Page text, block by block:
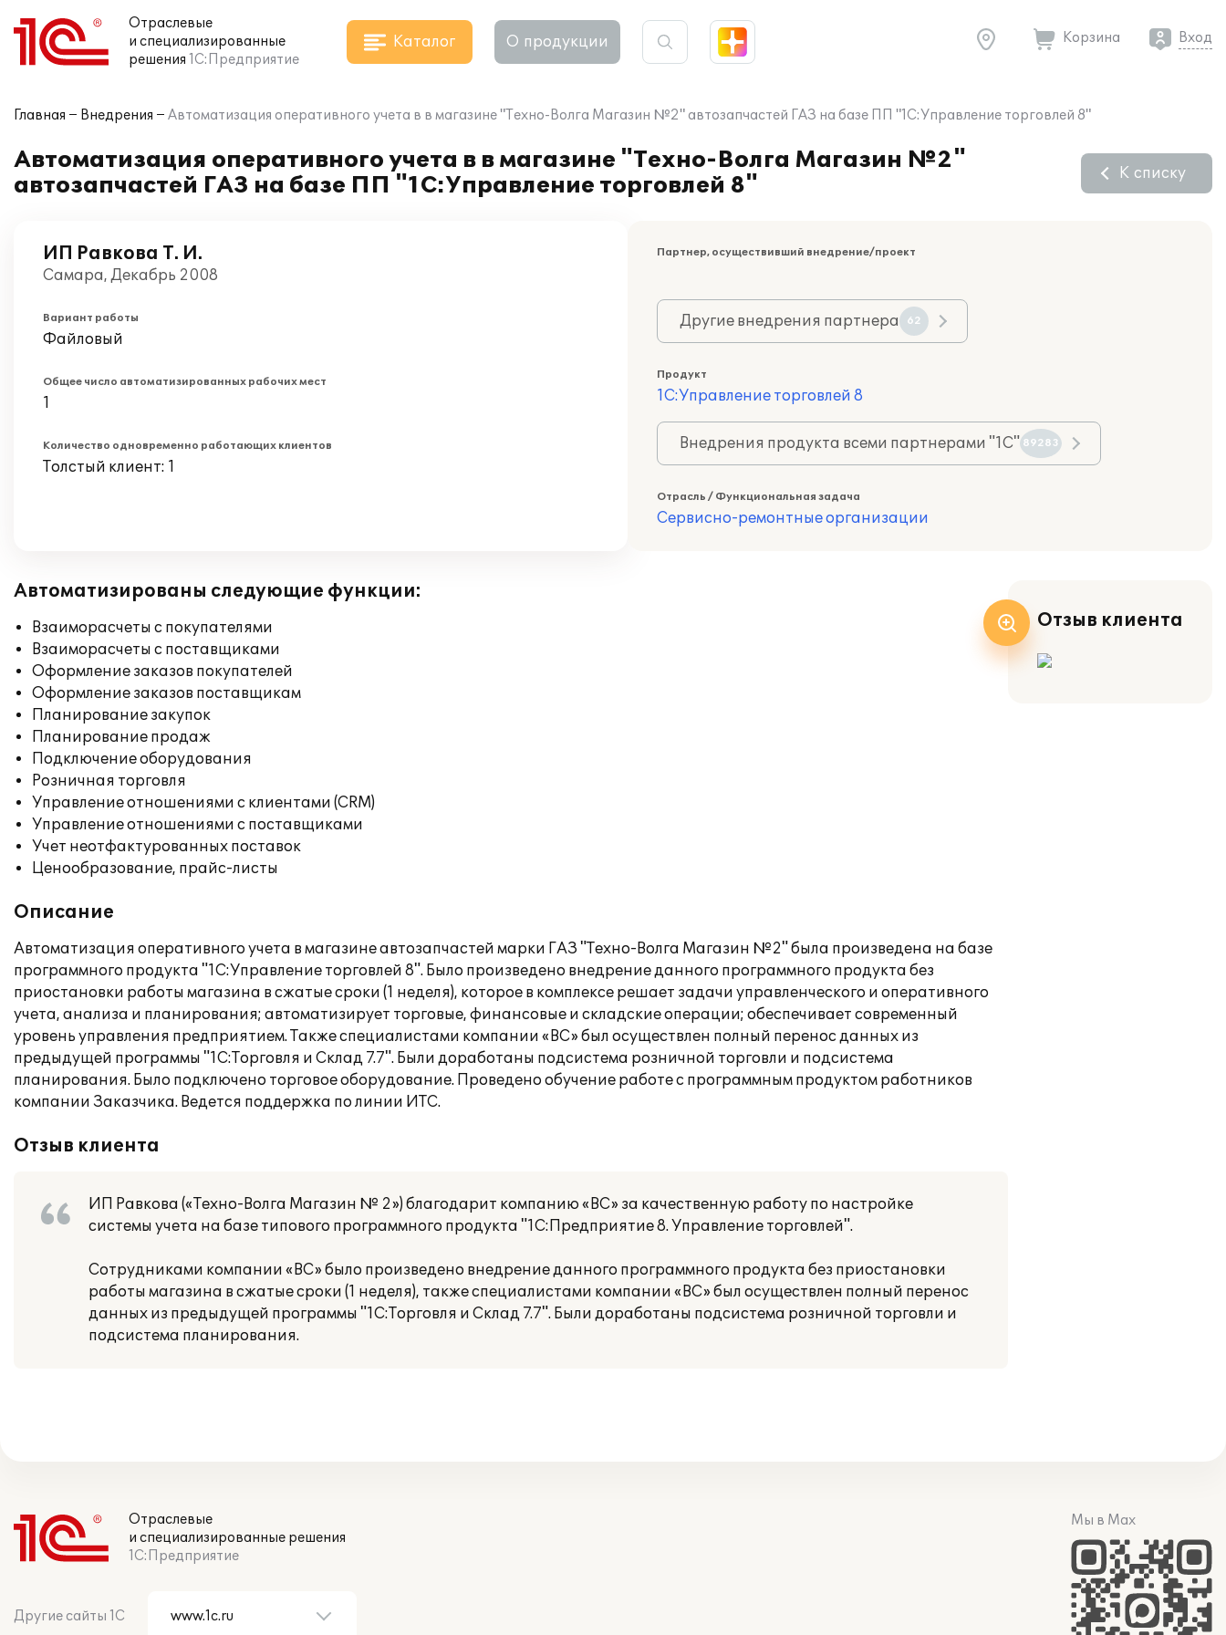
Отраслевые
и специализированные
решения 1С:Предприятие
Каталог О продукции Корзина Вход
Главная Внедрения Автоматизация оперативного учета в в магазине "Техно-Волга Магазин №2" автозапчастей ГАЗ на базе ПП "1С:Управление торговлей 8"
Автоматизация оперативного учета в в магазине "Техно-Волга Магазин №2"
автозапчастей ГАЗ на базе ПП "1С:Управление торговлей 8"
К списку
ИП Равкова Т. И.
Самара, Декабрь 2008
Вариант работы
Файловый
Общее число автоматизированных рабочих мест
1
Количество одновременно работающих клиентов
Толстый клиент: 1
Партнер, осуществивший внедрение/проект
Другие внедрения партнера 62
Продукт
1С:Управление торговлей 8
Внедрения продукта всеми партнерами "1С" 89283
Отрасль / Функциональная задача
Сервисно-ремонтные организации
Автоматизированы следующие функции:
Взаиморасчеты с покупателями
Взаиморасчеты с поставщиками
Оформление заказов покупателей
Оформление заказов поставщикам
Планирование закупок
Планирование продаж
Подключение оборудования
Розничная торговля
Управление отношениями с клиентами (CRM)
Управление отношениями с поставщиками
Учет неотфактурованных поставок
Ценообразование, прайс-листы
Описание
Автоматизация оперативного учета в магазине автозапчастей марки ГАЗ "Техно-Волга Магазин №2" была произведена на базе
программного продукта "1С:Управление торговлей 8". Было произведено внедрение данного программного продукта без
приостановки работы магазина в сжатые сроки (1 неделя), которое в комплексе решает задачи управленческого и оперативного
учета, анализа и планирования; автоматизирует торговые, финансовые и складские операции; обеспечивает современный
уровень управления предприятием. Также специалистами компании «ВС» был осуществлен полный перенос данных из
предыдущей программы "1С:Торговля и Склад 7.7". Были доработаны подсистема розничной торговли и подсистема
планирования. Было подключено торговое оборудование. Проведено обучение работе с программным продуктом работников
компании Заказчика. Ведется поддержка по линии ИТС.
Отзыв клиента
ИП Равкова («Техно-Волга Магазин № 2») благодарит компанию «ВС» за качественную работу по настройке
системы учета на базе типового программного продукта "1С:Предприятие 8. Управление торговлей".
Сотрудниками компании «ВС» было произведено внедрение данного программного продукта без приостановки
работы магазина в сжатые сроки (1 неделя), также специалистами компании «ВС» был осуществлен полный перенос
данных из предыдущей программы "1С:Торговля и Склад 7.7". Были доработаны подсистема розничной торговли и
подсистема планирования.
Отзыв клиента
Отраслевые
и специализированные решения
1С:Предприятие
Другие сайты 1С
Мы в Max